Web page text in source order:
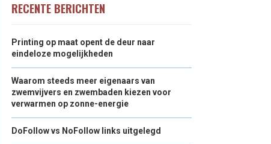
RECENTE BERICHTEN
Printing op maat opent de deur naar
eindeloze mogelijkheden
Waarom steeds meer eigenaars van
zwemvijvers en zwembaden kiezen voor
verwarmen op zonne-energie
DoFollow vs NoFollow links uitgelegd